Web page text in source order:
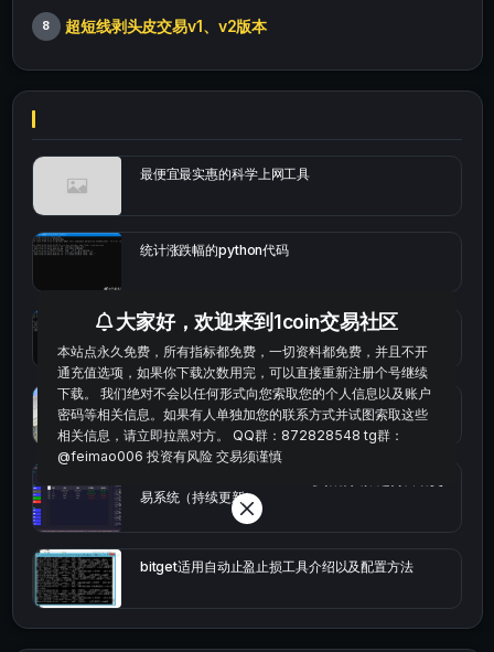
8 超短线剥头皮交易v1、v2版本
最便宜最实惠的科学上网工具
统计涨跌幅的python代码
okx的短线量化的免费版本
bybit安卓端
易系统（持续更新）
bitget适用自动止盈止损工具介绍以及配置方法
大家好，欢迎来到1coin交易社区
本站点永久免费，所有指标都免费，一切资料都免费，并且不开
通充值选项，如果你下载次数用完，可以直接重新注册个号继续
下载。 我们绝对不会以任何形式向您索取您的个人信息以及账户
密码等相关信息。如果有人单独加您的联系方式并试图索取这些
相关信息，请立即拉黑对方。 QQ群：872828548 tg群：
@feimao006 投资有风险 交易须谨慎